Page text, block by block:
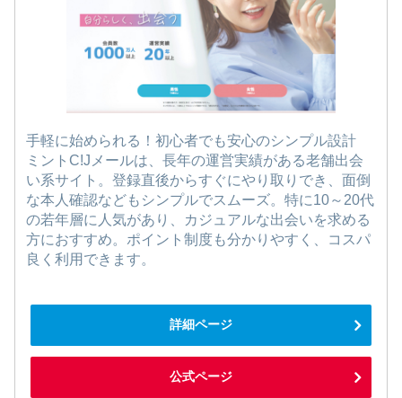
手軽に始められる！初心者でも安心のシンプル設計
ミントC!Jメールは、長年の運営実績がある老舗出会
い系サイト。登録直後からすぐにやり取りでき、面倒
な本人確認などもシンプルでスムーズ。特に10～20代
の若年層に人気があり、カジュアルな出会いを求める
方におすすめ。ポイント制度も分かりやすく、コスパ
良く利用できます。
詳細ページ
公式ページ